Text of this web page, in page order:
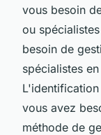
vous besoin
ou
besoin de
spécialistes
vous avez
méthode de